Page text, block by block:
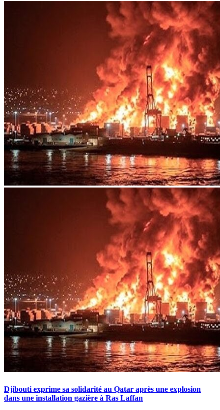
Djibouti exprime sa solidarité au Qatar après une explosion
dans une installation gazière à Ras Laffan